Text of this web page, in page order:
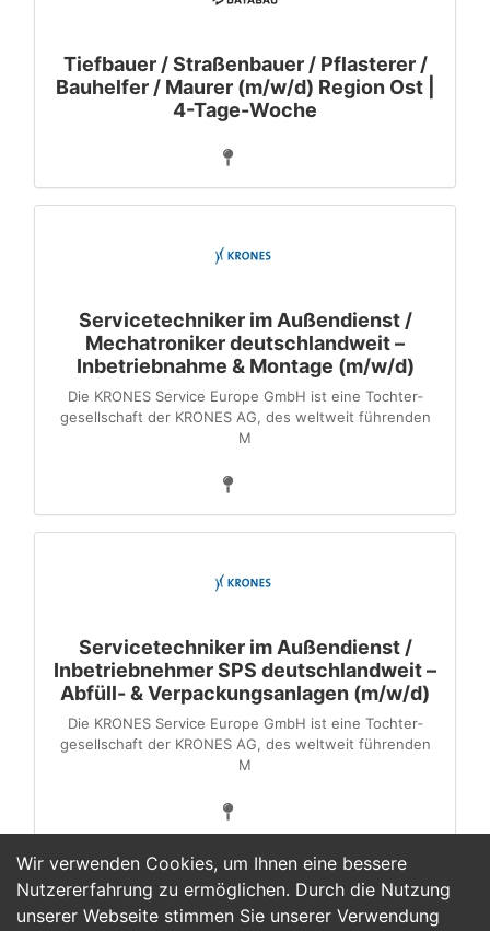
Wir verwenden Cookies, um Ihnen eine bessere
Nutzererfahrung zu ermöglichen. Durch die Nutzung
unserer Webseite stimmen Sie unserer Verwendung
Tiefbauer / Straßenbauer / Pflasterer /
Bauhelfer / Maurer (m/w/d) Region Ost |
4-Tage-Woche
Servicetechniker im Außendienst /
Mechatroniker deutschlandweit –
Inbetriebnahme & Montage (m/w/d)
Die KRONES Service Europe GmbH ist eine Tochter­
gesellschaft der KRONES AG, des weltweit führenden
M
Servicetechniker im Außendienst /
Inbetriebnehmer SPS deutschlandweit –
Abfüll- & Verpackungsanlagen (m/w/d)
Die KRONES Service Europe GmbH ist eine Tochter­
gesellschaft der KRONES AG, des weltweit führenden
M
1